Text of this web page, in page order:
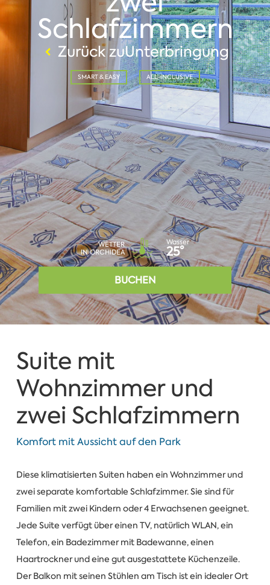
Schlafzimmern
Zurück zuUnterbringung
SMART & EASY ALL-INCLUSIVE
WETTER
IN ORCHIDEA
Wasser
25°
BUCHEN
Suite mit
Wohnzimmer und
zwei Schlafzimmern
Komfort mit Aussicht auf den Park
Diese klimatisierten Suiten haben ein Wohnzimmer und
zwei separate komfortable Schlafzimmer. Sie sind für
Familien mit zwei Kindern oder 4 Erwachsenen geeignet.
Jede Suite verfügt über einen TV, natürlich WLAN, ein
Telefon, ein Badezimmer mit Badewanne, einen
Haartrockner und eine gut ausgestattete Küchenzeile.
Der Balkon mit seinen Stühlen am Tisch ist ein idealer Ort